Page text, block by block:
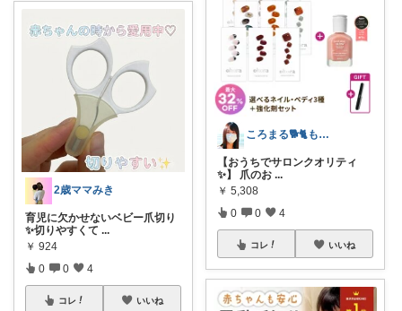
2歳ママみき
育児に欠かせないベビー爪切り
✨切りやすくて ...
￥ 924
0 0 4
コレ いいね
ころまる🐕🐈もふもふ愛好家💓
【おうちでサロンクオリティ
✨】 爪のお ...
￥ 5,308
0 0 4
コレ いいね